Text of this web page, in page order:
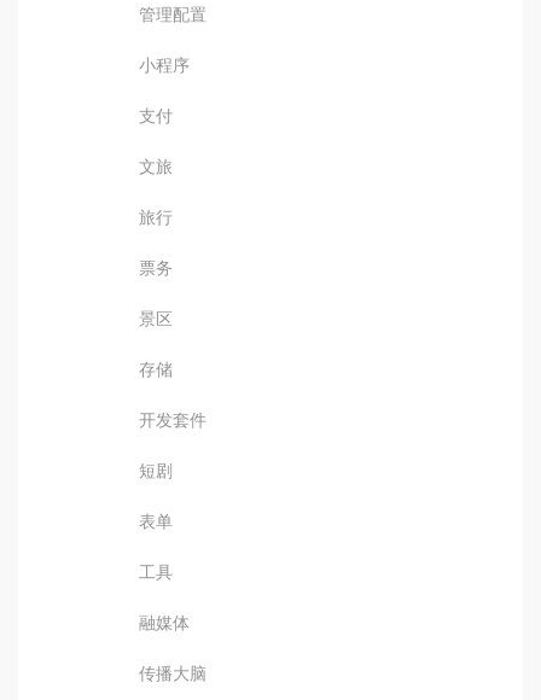
管理配置
小程序
支付
文旅
旅行
票务
景区
存储
开发套件
短剧
表单
工具
融媒体
传播大脑